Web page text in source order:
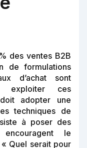
des ventes B2B
de formulations
d’achat sont
exploiter ces
adopter une
techniques de
à poser des
le
Quel serait pour